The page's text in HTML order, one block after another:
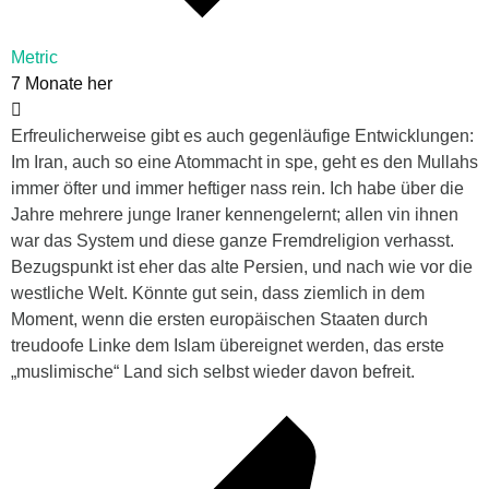
Metric
7 Monate her
Erfreulicherweise gibt es auch gegenläufige Entwicklungen:
Im Iran, auch so eine Atommacht in spe, geht es den Mullahs
immer öfter und immer heftiger nass rein. Ich habe über die
Jahre mehrere junge Iraner kennengelernt; allen vin ihnen
war das System und diese ganze Fremdreligion verhasst.
Bezugspunkt ist eher das alte Persien, und nach wie vor die
westliche Welt. Könnte gut sein, dass ziemlich in dem
Moment, wenn die ersten europäischen Staaten durch
treudoofe Linke dem Islam übereignet werden, das erste
„muslimische“ Land sich selbst wieder davon befreit.